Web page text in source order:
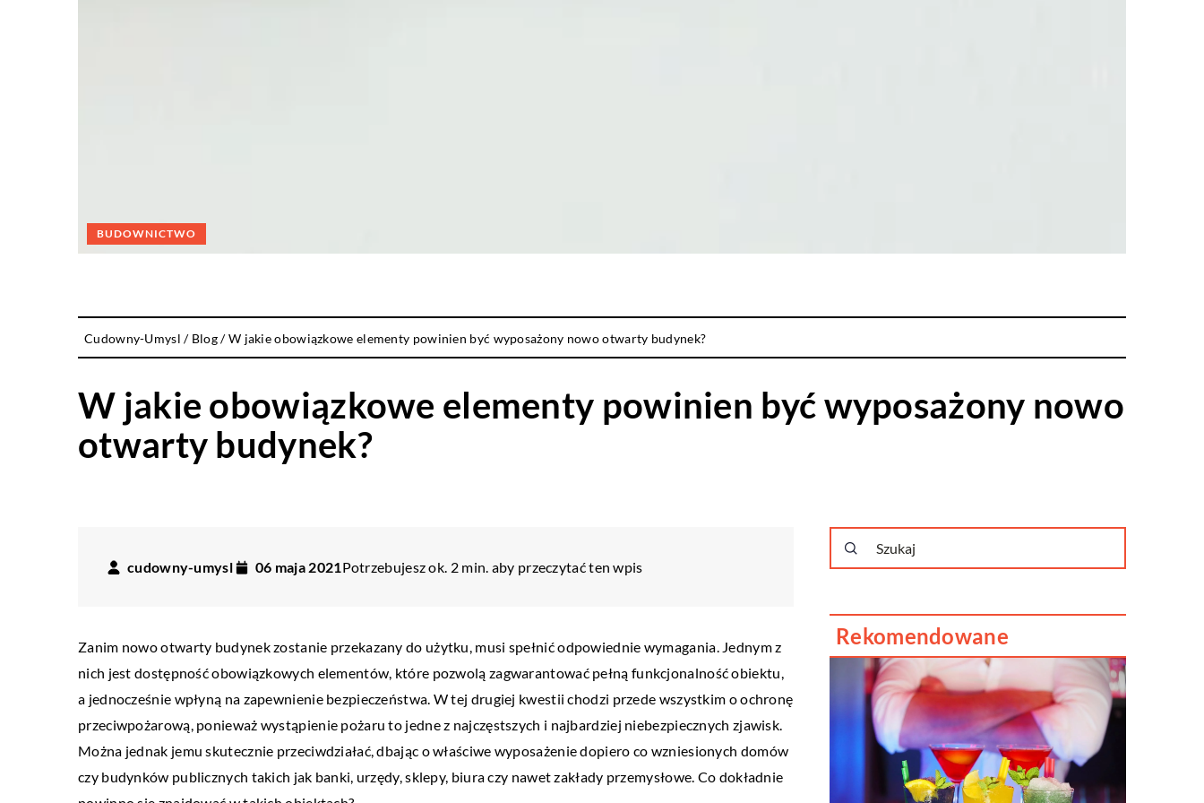
BUDOWNICTWO
Cudowny-Umysl / Blog/W jakie obowiązkowe elementy powinien być wyposażony nowo otwarty budynek?
W jakie obowiązkowe elementy powinien być wyposażony nowo
otwarty budynek?
cudowny-umysl 06 maja 2021 Potrzebujesz ok. 2 min. aby przeczytać ten wpis
Zanim nowo otwarty budynek zostanie przekazany do użytku, musi spełnić odpowiednie wymagania. Jednym z
nich jest dostępność obowiązkowych elementów, które pozwolą zagwarantować pełną funkcjonalność obiektu,
a jednocześnie wpłyną na zapewnienie bezpieczeństwa. W tej drugiej kwestii chodzi przede wszystkim o ochronę
przeciwpożarową, ponieważ wystąpienie pożaru to jedne z najczęstszych i najbardziej niebezpiecznych zjawisk.
Można jednak jemu skutecznie przeciwdziałać, dbając o właściwe wyposażenie dopiero co wzniesionych domów
czy budynków publicznych takich jak banki, urzędy, sklepy, biura czy nawet zakłady przemysłowe. Co dokładnie
Rekomendowane